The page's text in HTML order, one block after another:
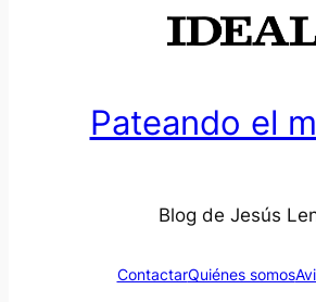
Pateando el
Blog de Jesús
ContactarQuiénes somos